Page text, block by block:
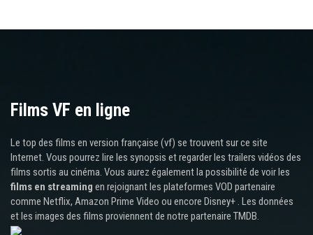
Films VF en ligne
Le top des films en version française (vf) se trouvent sur ce site
Internet. Vous pourrez lire les synopsis et regarder les trailers vidéos des
films sortis au cinéma. Vous aurez également la possibilité de voir les
films en streaming en rejoignant les plateformes VOD partenaire
comme Netflix, Amazon Prime Video ou encore Disney+ . Les données
et les images des films proviennent de notre partenaire TMDB.